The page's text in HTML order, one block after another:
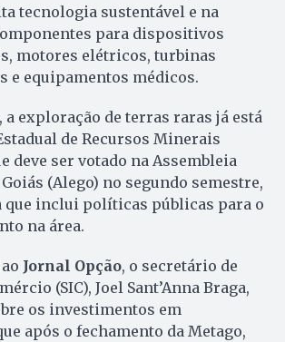
tecnologia sustentável e na
para dispositivos
motores elétricos, turbinas
e equipamentos médicos.
a exploração de terras raras já está
de Recursos Minerais
deve ser votado na Assembleia
(Alego) no segundo semestre,
inclui políticas públicas para o
na área.
Jornal Opção, o secretário de
(SIC), Joel Sant’Anna Braga,
os investimentos em
após o fechamento da Metago,